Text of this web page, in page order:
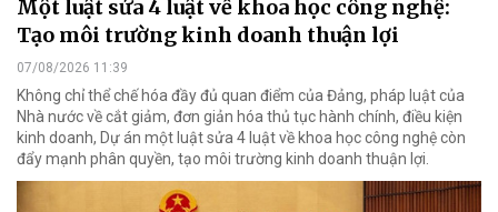
Một luật sửa 4 luật về khoa học công nghệ:
Tạo môi trường kinh doanh thuận lợi
07/08/2026 11:39
Không chỉ thể chế hóa đầy đủ quan điểm của Đảng, pháp luật của
Nhà nước về cắt giảm, đơn giản hóa thủ tục hành chính, điều kiện
kinh doanh, Dự án một luật sửa 4 luật về khoa học công nghệ còn
đẩy mạnh phân quyền, tạo môi trường kinh doanh thuận lợi.